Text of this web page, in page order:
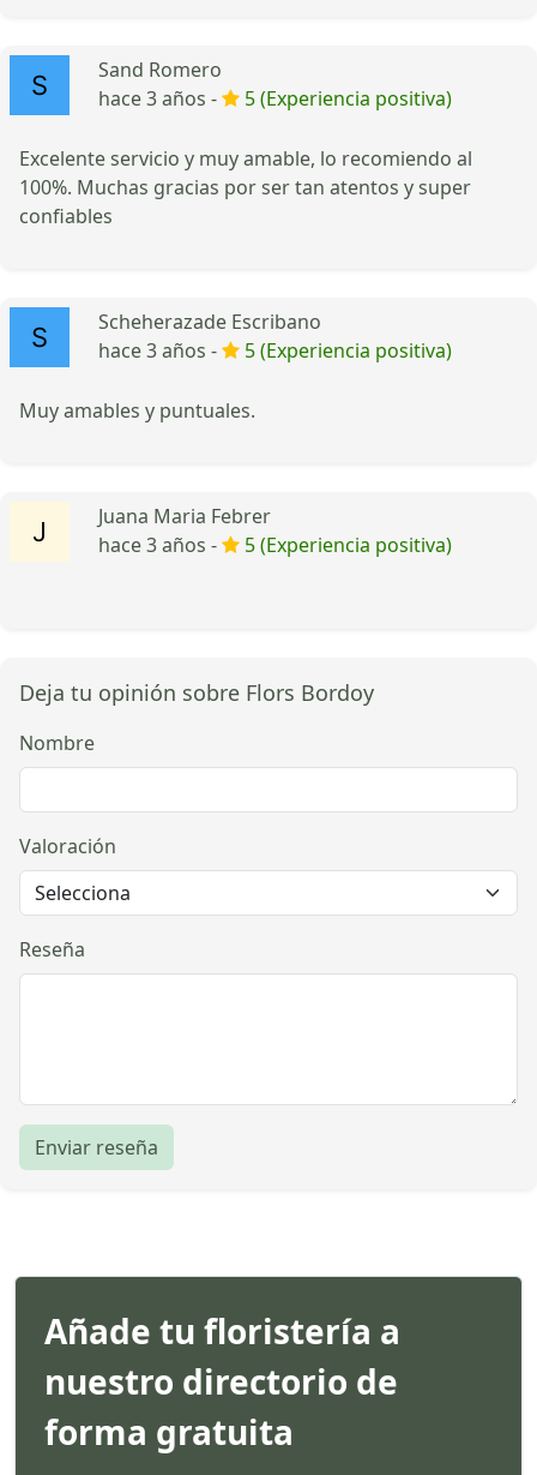
Sand Romero
hace 3 años -
5 (Experiencia positiva)
Excelente servicio y muy amable, lo recomiendo al
100%. Muchas gracias por ser tan atentos y super
confiables
Scheherazade Escribano
hace 3 años -
5 (Experiencia positiva)
Muy amables y puntuales.
Juana Maria Febrer
hace 3 años -
5 (Experiencia positiva)
Deja tu opinión sobre Flors Bordoy
Nombre
Valoración
Reseña
Enviar reseña
Añade tu floristería a
nuestro directorio de
forma gratuita